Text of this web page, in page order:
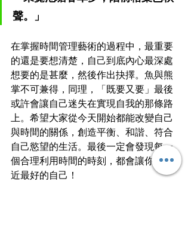
聲。」
在掌握時間管理藝術的過程中，最重要
的還是要想清楚，自己到底內心最深處
想要的是甚麼，然後作出抉擇。魚與熊
掌不可兼得，同理，「既要又要」最後
或許會讓自己迷失在實現自我的那條路
上。希望大家從今天開始都能改變自己
與時間的關係，創造平衡、和諧、符合
自己慾望的生活。最後一定會發現每一
個合理利用時間的時刻，都會讓你更接
近最好的自己！